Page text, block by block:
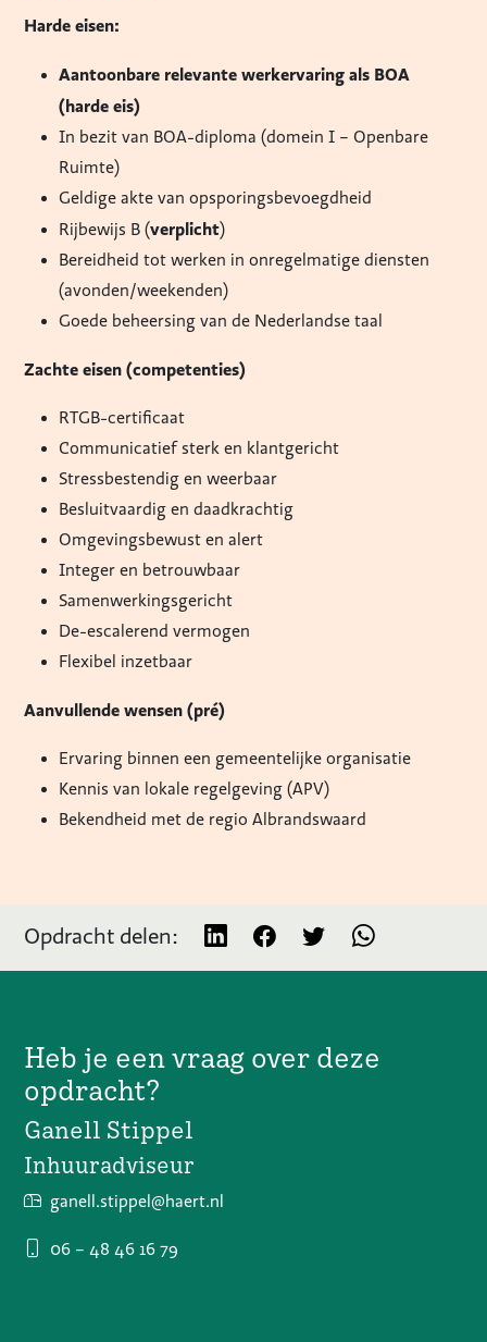
Harde eisen:
Aantoonbare relevante werkervaring als BOA
(harde eis)
In bezit van BOA-diploma (domein I – Openbare
Ruimte)
Geldige akte van opsporingsbevoegdheid
Rijbewijs B (verplicht)
Bereidheid tot werken in onregelmatige diensten
(avonden/weekenden)
Goede beheersing van de Nederlandse taal
Zachte eisen (competenties)
RTGB-certificaat
Communicatief sterk en klantgericht
Stressbestendig en weerbaar
Besluitvaardig en daadkrachtig
Omgevingsbewust en alert
Integer en betrouwbaar
Samenwerkingsgericht
De-escalerend vermogen
Flexibel inzetbaar
Aanvullende wensen (pré)
Ervaring binnen een gemeentelijke organisatie
Kennis van lokale regelgeving (APV)
Bekendheid met de regio Albrandswaard
Opdracht delen:
Heb je een vraag over deze
opdracht?
Ganell Stippel
Inhuuradviseur
ganell.stippel@haert.nl
06 – 48 46 16 79